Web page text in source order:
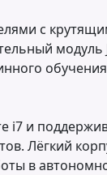
с
модуль
и
Лёгкий
в